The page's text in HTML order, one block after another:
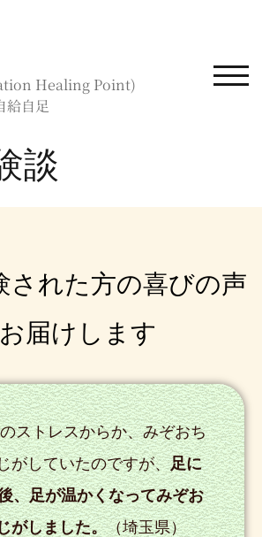
Healing Point)
給自足
談
された方の喜びの声
届けします
ストレスからか、みぞおち
がしていたのですが、足に
、足が温かくなってみぞお
がしました。（埼玉県）